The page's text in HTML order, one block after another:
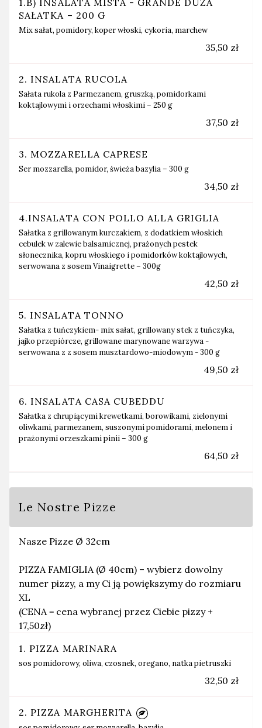
SAŁATKA – 200 G
Mix sałat, pomidory, koper włoski, cykoria, marchew
35,50 zł
2. INSALATA RUCOLA
Sałata rukola z Parmezanem, gruszką, pomidorkami
koktajlowymi i orzechami włoskimi – 250 g
37,50 zł
3. MOZZARELLA CAPRESE
Ser mozzarella, pomidor, świeża bazylia – 300 g
34,50 zł
4.INSALATA CON POLLO ALLA GRIGLIA
Sałatka z grillowanym kurczakiem, z dodatkiem włoskich
cebulek w zalewie balsamicznej, prażonych pestek
słonecznika, kopru włoskiego i pomidorków koktajlowych,
serwowana z sosem Vinaigrette – 300g
42,50 zł
5. INSALATA TONNO
Sałatka z tuńczykiem- mix sałat, grillowany stek z tuńczyka,
jajko przepiórcze, grillowane marynowane warzywa -
serwowana z z sosem musztardowo-miodowym - 300 g
49,50 zł
6. INSALATA CASA CUBEDDU
Sałatka z chrupiącymi krewetkami, borowikami, zielonymi
oliwkami, parmezanem, suszonymi pomidorami, melonem i
prażonymi orzeszkami pinii – 300 g
64,50 zł
Le Nostre Pizze
Nasze Pizze Ø 32cm
PIZZA FAMIGLIA (Ø 40cm) – wybierz dowolny
numer pizzy, a my Ci ją powiększymy do rozmiaru
XL
(CENA = cena wybranej przez Ciebie pizzy +
17,50zł)
1. PIZZA MARINARA
sos pomidorowy, oliwa, czosnek, oregano, natka pietruszki
32,50 zł
2. PIZZA MARGHERITA